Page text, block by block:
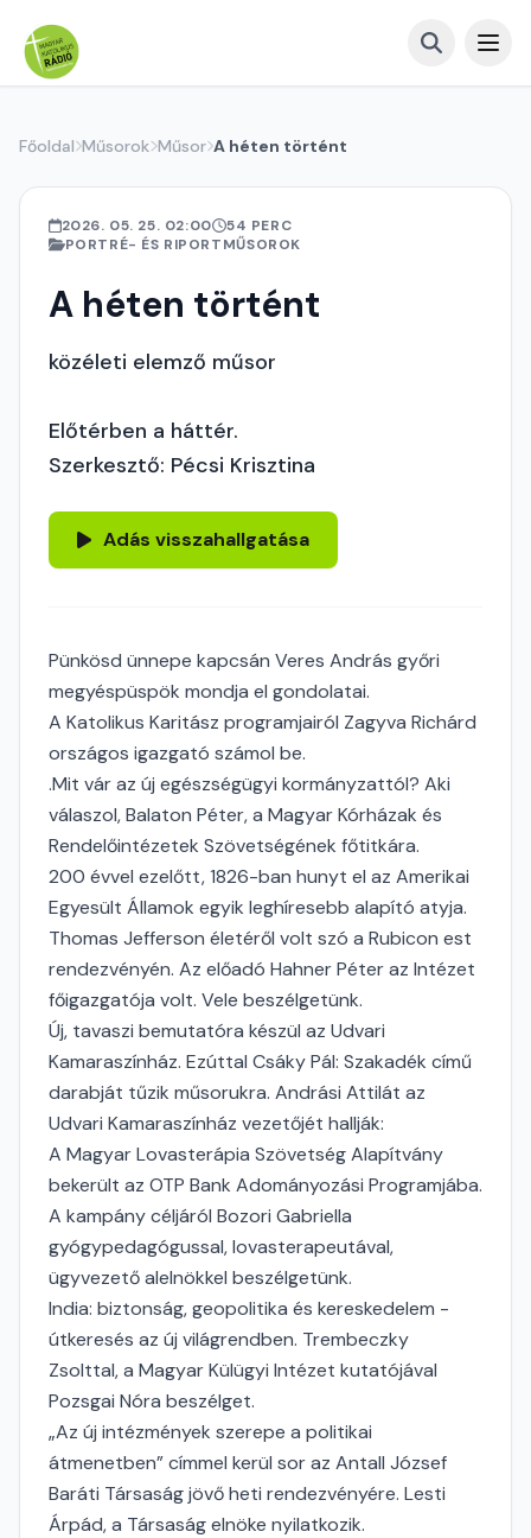
Főoldal Műsorok Műsor A héten történt
2026. 05. 25. 02:00
54 PERC
PORTRÉ- ÉS RIPORTMŰSOROK
A héten történt
közéleti elemző műsor
Előtérben a háttér.
Szerkesztő: Pécsi Krisztina
Adás visszahallgatása
Pünkösd ünnepe kapcsán Veres András győri
megyéspüspök mondja el gondolatai.
A Katolikus Karitász programjairól Zagyva Richárd
országos igazgató számol be.
.Mit vár az új egészségügyi kormányzattól? Aki
válaszol, Balaton Péter, a Magyar Kórházak és
Rendelőintézetek Szövetségének főtitkára.
200 évvel ezelőtt, 1826-ban hunyt el az Amerikai
Egyesült Államok egyik leghíresebb alapító atyja.
Thomas Jefferson életéről volt szó a Rubicon est
rendezvényén. Az előadó Hahner Péter az Intézet
főigazgatója volt. Vele beszélgetünk.
Új, tavaszi bemutatóra készül az Udvari
Kamaraszínház. Ezúttal Csáky Pál: Szakadék című
darabját tűzik műsorukra. Andrási Attilát az
Udvari Kamaraszínház vezetőjét hallják:
A Magyar Lovasterápia Szövetség Alapítvány
bekerült az OTP Bank Adományozási Programjába.
A kampány céljáról Bozori Gabriella
gyógypedagógussal, lovasterapeutával,
ügyvezető alelnökkel beszélgetünk.
India: biztonság, geopolitika és kereskedelem -
útkeresés az új világrendben. Trembeczky
Zsolttal, a Magyar Külügyi Intézet kutatójával
Pozsgai Nóra beszélget.
„Az új intézmények szerepe a politikai
átmenetben” címmel kerül sor az Antall József
Baráti Társaság jövő heti rendezvényére. Lesti
Árpád, a Társaság elnöke nyilatkozik.